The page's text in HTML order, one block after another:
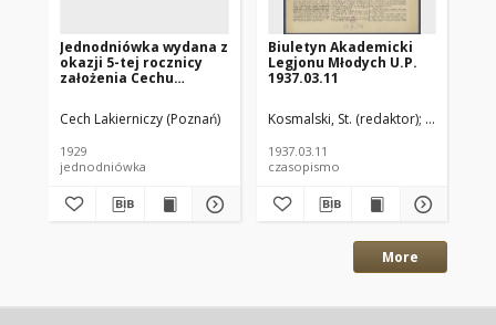
Jednodniówka wydana z
okazji 5-tej rocznicy
założenia Cechu
Poznaniu : 1924-1929.
Cech Lakierniczy (Poznań)
1929
jednodniówka
Biuletyn Akademicki
Legjonu Młodych U.P.
1937.03.11
Kosmalski, St. (redaktor) Oddział
1937.03.11
czasopismo
More